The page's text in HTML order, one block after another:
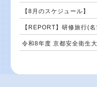
【8月のスケジュール】
【REPORT】研修旅行(
令和8年度 京都安全衛生